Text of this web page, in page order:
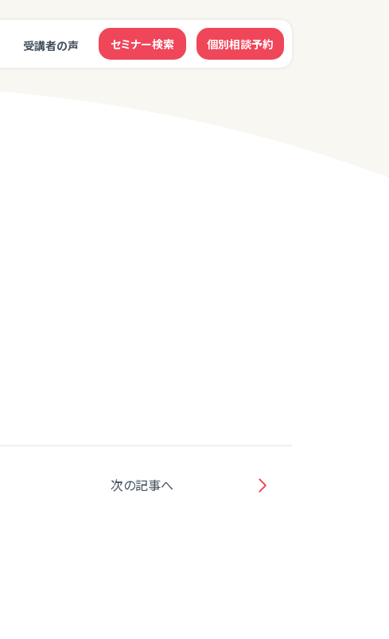
受講者の声 セミナー検索 個別相談予約
次の記事へ